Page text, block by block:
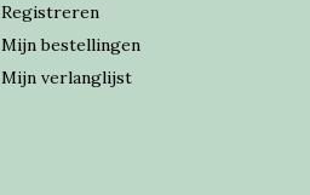
Registreren
Mijn bestellingen
Mijn verlanglijst